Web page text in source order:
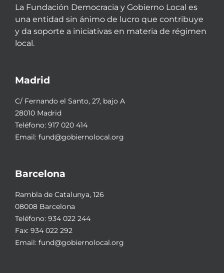
La Fundación Democracia y Gobierno Local es
una entidad sin ánimo de lucro que contribuye
y da soporte a iniciativas en materia de régimen
local.
Madrid
C/ Fernando el Santo, 27, bajo A
28010 Madrid
Teléfono: 917 020 414
Email: fund@gobiernolocal.org
Barcelona
Rambla de Catalunya, 126
08008 Barcelona
Teléfono: 934 022 244
Fax: 934 022 292
Email: fund@gobiernolocal.org